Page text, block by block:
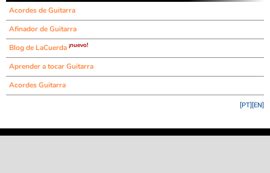
Acordes de Guitarra
Afinador de Guitarra
Blog de LaCuerda ¡nuevo!
Aprender a tocar Guitarra
Acordes Guitarra
[EN]
[PT]